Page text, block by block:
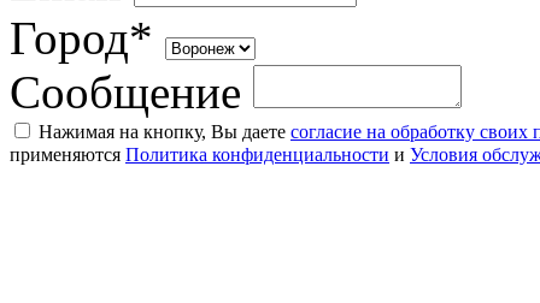
Город*
Сообщение
Нажимая на кнопку, Вы даете согласие на обработку
применяются Политика конфиденциальности и Условия